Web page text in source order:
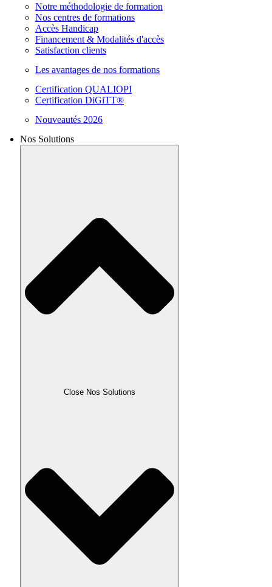
Notre méthodologie de formation
Nos centres de formations
Accès Handicap
Financement & Modalités d'accès
Satisfaction clients
Les avantages de nos formations
Certification QUALIOPI
Certification DiGiTT®
Nouveautés 2026
Nos Solutions
Close Nos Solutions